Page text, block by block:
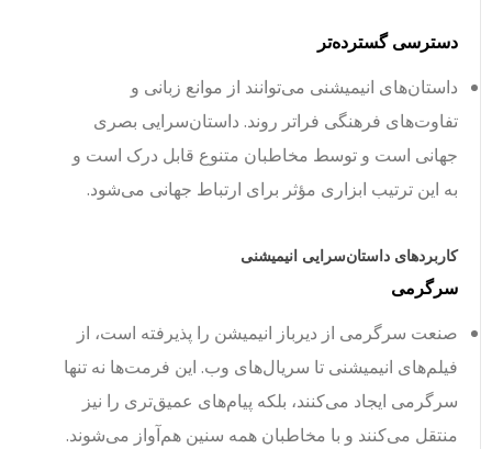
دسترسی گسترده‌تر
داستان‌های انیمیشنی می‌توانند از موانع زبانی و
تفاوت‌های فرهنگی فراتر روند. داستان‌سرایی بصری
جهانی است و توسط مخاطبان متنوع قابل درک است و
به این ترتیب ابزاری مؤثر برای ارتباط جهانی می‌شود.
کاربردهای داستان‌سرایی انیمیشنی
سرگرمی
صنعت سرگرمی از دیرباز انیمیشن را پذیرفته است، از
فیلم‌های انیمیشنی تا سریال‌های وب. این فرمت‌ها نه تنها
سرگرمی ایجاد می‌کنند، بلکه پیام‌های عمیق‌تری را نیز
منتقل می‌کنند و با مخاطبان همه سنین هم‌آواز می‌شوند.